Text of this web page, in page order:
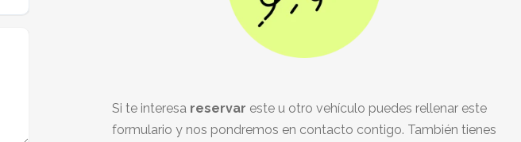
Si te interesa reservar este u otro vehículo puedes rellenar este
formulario y nos pondremos en contacto contigo. También tienes